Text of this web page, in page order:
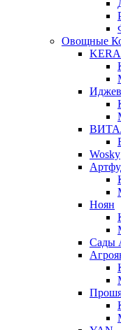
Овощные
Wosky
Ноян
Сады